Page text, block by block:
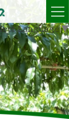
Language▼